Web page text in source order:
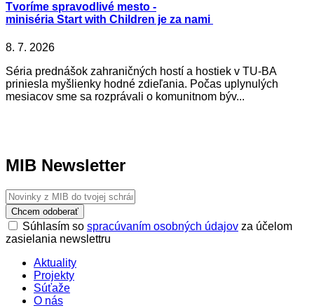
Tvoríme spravodlivé mesto -
miniséria Start with Children je za nami
8. 7. 2026
Séria prednášok zahraničných hostí a hostiek v TU-BA
priniesla myšlienky hodné zdieľania. Počas uplynulých
mesiacov sme sa rozprávali o komunitnom býv...
MIB Newsletter
Chcem odoberať
Súhlasím so spracúvaním osobných údajov za účelom
zasielania newslettru
Aktuality
Projekty
Súťaže
O nás